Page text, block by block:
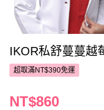
IKOR私舒蔓蔓越
超取滿NT$390免運
NT$860